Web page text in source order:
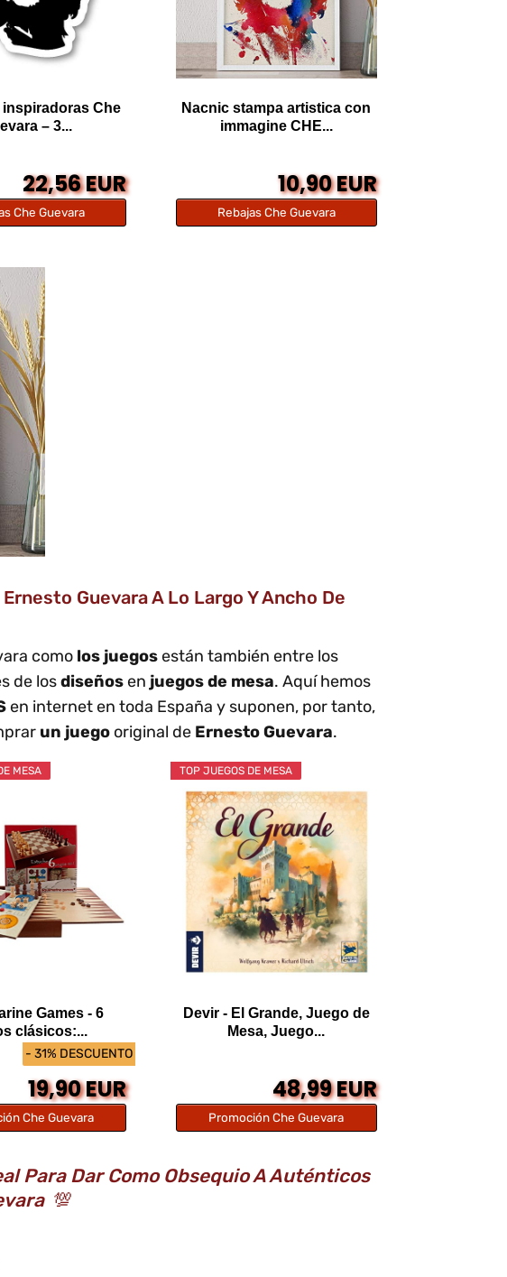
inspiradoras Che
– 3...
22,56 EUR
Che Guevara
Nacnic stampa artistica con
immagine CHE...
10,90 EUR
Rebajas Che Guevara
Guevara A Lo Largo Y Ancho De
como los juegosestán también entre los
de losdiseñosen juegos de mesa. Aquí hemos
en internet en toda España y suponen, por tanto,
un juego original de Ernesto Guevara.
- 31% DESCUENTO
MESA
Games - 6
clásicos:...
19,90 EUR
Che Guevara
TOP JUEGOS DE MESA
Devir - El Grande, Juego de
Mesa, Juego...
48,99 EUR
Promoción Che Guevara
Para Dar Como Obsequio A Auténticos
💯